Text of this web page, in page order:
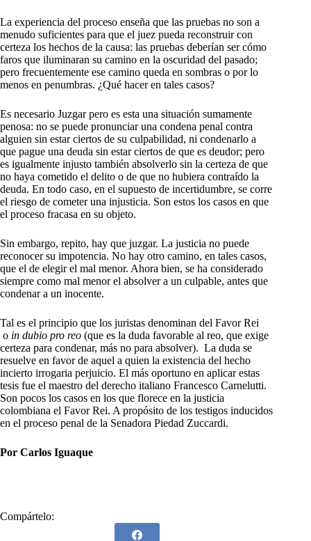
La experiencia del proceso enseña que las pruebas no son a
menudo suficientes para que el juez pueda reconstruir con
certeza los hechos de la causa: las pruebas deberían ser cómo
faros que iluminaran su camino en la oscuridad del pasado;
pero frecuentemente ese camino queda en sombras o por lo
menos en penumbras. ¿Qué hacer en tales casos?
Es necesario Juzgar pero es esta una situación sumamente
penosa: no se puede pronunciar una condena penal contra
alguien sin estar ciertos de su culpabilidad, ni condenarlo a
que pague una deuda sin estar ciertos de que es deudor; pero
es igualmente injusto también absolverlo sin la certeza de que
no haya cometido el delito o de que no hubiera contraído la
deuda. En todo caso, en el supuesto de incertidumbre, se corre
el riesgo de cometer una injusticia. Son estos los casos en que
el proceso fracasa en su objeto.
Sin embargo, repito, hay que juzgar. La justicia no puede
reconocer su impotencia. No hay otro camino, en tales casos,
que el de elegir el mal menor. Ahora bien, se ha considerado
siempre como mal menor el absolver a un culpable, antes que
condenar a un inocente.
Tal es el principio que los juristas denominan del Favor Rei
o in dubio pro reo (que es la duda favorable al reo, que exige
certeza para condenar, más no para absolver). La duda se
resuelve en favor de aquel a quien la existencia del hecho
incierto irrogaria perjuicio. El más oportuno en aplicar estas
tesis fue el maestro del derecho italiano Francesco Carnelutti.
Son pocos los casos en los que florece en la justicia
colombiana el Favor Rei. A propósito de los testigos inducidos
en el proceso penal de la Senadora Piedad Zuccardi.
Por Carlos Iguaque
Compártelo: